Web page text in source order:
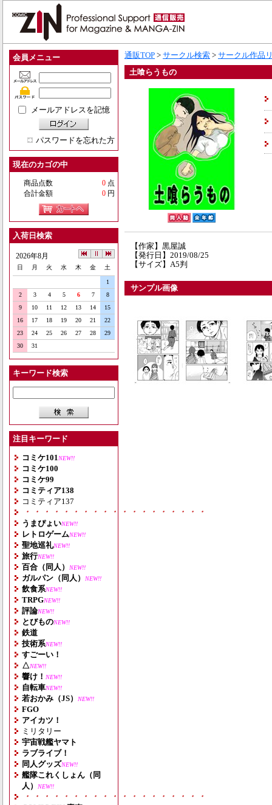
会員メニュー
メールアドレスを記憶
パスワードを忘れた方
現在のカゴの中
商品点数 0 点
合計金額
0 円
入荷日検索
2026年8月
日 月 火 水 木 金 土
1
2
3 4 5 6 7
8
9
10 11 12 13 14
15
16
17 18 19 20 21
22
23
24 25 26 27 28
29
30
31
キーワード検索
注目キーワード
コミケ101 NEW!!
コミケ100
コミケ99
コミティア138
コミティア137
・・・・・・・・・・・・・・・・・・・
うまぴょいNEW!!
レトロゲームNEW!!
聖地巡礼NEW!!
旅行NEW!!
百合（同人） NEW!!
ガルパン（同人） NEW!!
飲食系NEW!!
TRPGNEW!!
評論NEW!!
とびものNEW!!
鉄道
技術系NEW!!
すごーい！
△NEW!!
響け！ NEW!!
自転車NEW!!
若おかみ（JS） NEW!!
FGO
アイカツ！
ミリタリー
宇宙戦艦ヤマト
ラブライブ！
同人グッズNEW!!
艦隊これくしょん（同
人）
NEW!!
・・・・・・・・・・・・・・・・・・・
通販TOP > サークル検索 > サークル作品
土喰らうもの
【作家】黒屋誠
【発行日】2019/08/25
【サイズ】A5判
サンプル画像